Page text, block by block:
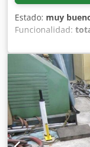
Estado: muy
Funcionalidad:
control
Aaewhqkcohsck